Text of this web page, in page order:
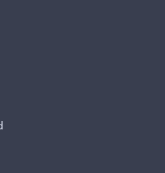
voor reparatie of
de politie hiervan
gebruiken, bij te hebben
van
bij situaties waarbij
wij je verzoeken de